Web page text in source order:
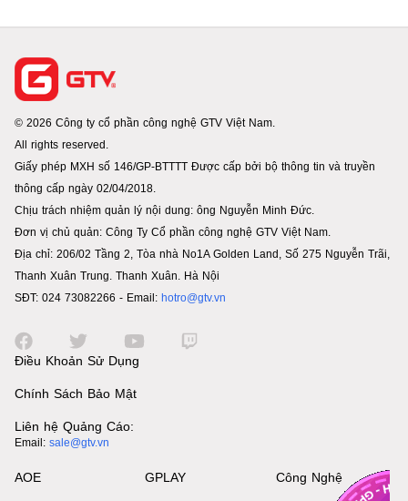
© 2026 Công ty cổ phần công nghệ GTV Việt Nam.
All rights reserved.
Giấy phép MXH số 146/GP-BTTTT Được cấp bởi bộ thông tin và truyền
thông cấp ngày 02/04/2018.
Chịu trách nhiệm quản lý nội dung: ông Nguyễn Minh Đức.
Đơn vị chủ quản: Công Ty Cổ phần công nghệ GTV Việt Nam.
Địa chỉ: 206/02 Tầng 2, Tòa nhà No1A Golden Land, Số 275 Nguyễn Trãi,
Thanh Xuân Trung. Thanh Xuân. Hà Nội
SĐT: 024 73082266 - Email: hotro@gtv.vn
Điều Khoản Sử Dụng
Chính Sách Bảo Mật
Liên hệ Quảng Cáo:
Email: sale@gtv.vn
AOE GPLAY Công Nghệ